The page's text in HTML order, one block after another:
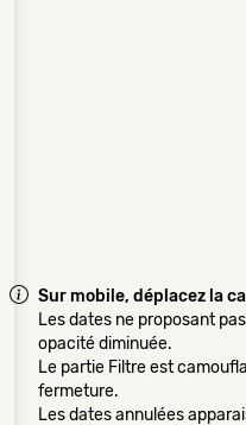
Sur mobile, déplacez la
Les dates ne proposant
opacité diminuée.
Le partie Filtre est
fermeture.
Les dates annulées